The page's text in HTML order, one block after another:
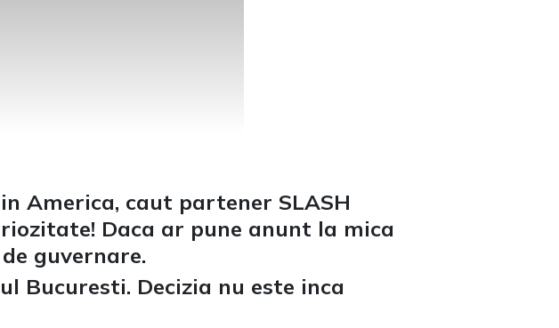
America, caut partener SLASH
Daca ar pune anunt la mica
guvernare.
Bucuresti. Decizia nu este inca